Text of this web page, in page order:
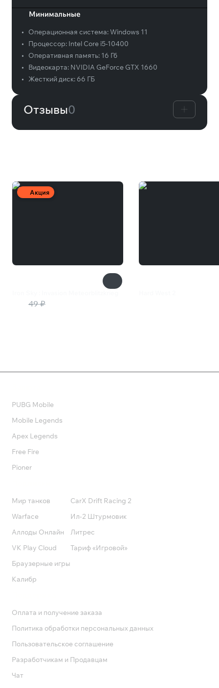
Минимальные
• Операционная система:Windows 11
•
Процессор: Intel Core i5-10400
•
Оперативная память: 16 Гб
•
Видеокарта: NVIDIA GeForce GTX 1660
•
Жесткий диск: 66 ГБ
Отзывы0
Акция
49 ₽
PUBG Mobile
Mobile Legends
Apex Legends
Free Fire
Pioner
Мир танков
Warface
Аллоды Онлайн
VK Play Cloud
Браузерные игры
Калибр
CarX Drift Racing 2
Ил-2 Штурмовик
Литрес
Тариф «Игровой»
Оплата и получение заказа
Политика обработки персональных данных
Пользовательское соглашение
Разработчикам и Продавцам
Чат